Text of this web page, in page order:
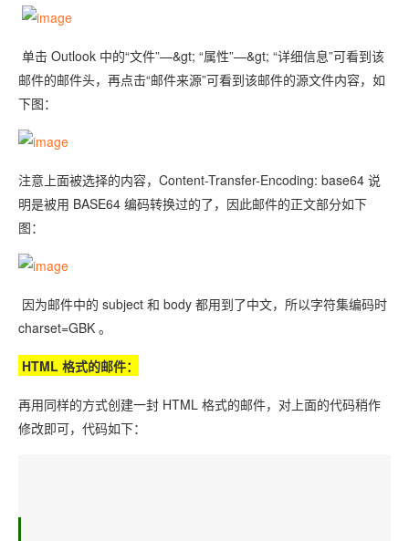
单击 Outlook 中的“文件”—&gt; “属性”—&gt; “详细信息”可看到该
邮件的邮件头，再点击“邮件来源”可看到该邮件的源文件内容，如
下图：
注意上面被选择的内容，Content-Transfer-Encoding: base64 说
明是被用 BASE64 编码转换过的了，因此邮件的正文部分如下
图：
因为邮件中的 subject 和 body 都用到了中文，所以字符集编码时
charset=GBK 。
HTML 格式的邮件：
再用同样的方式创建一封 HTML 格式的邮件，对上面的代码稍作
修改即可，代码如下：